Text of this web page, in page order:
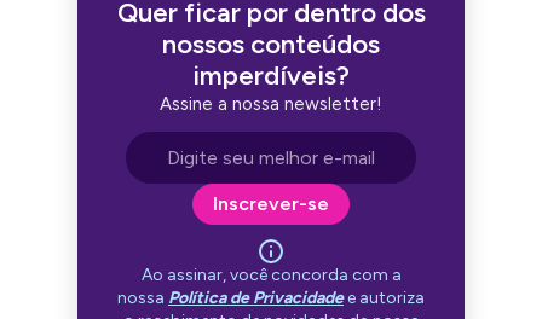
Quer ficar por dentro dos
nossos conteúdos
imperdíveis?
Assine a nossa newsletter!
Endereço de e-mail
Inscrever-se
Ao assinar, você concorda com a
nossa Política de Privacidadee autoriza